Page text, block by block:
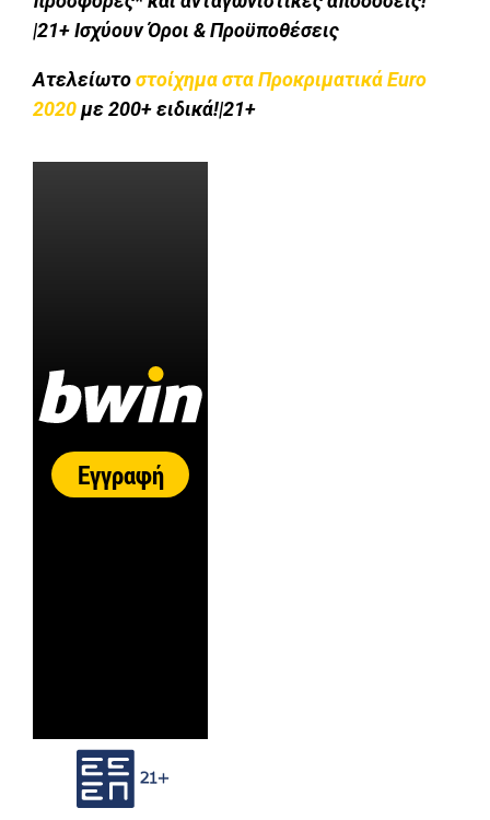
|21+ Ισχύουν Όροι & Προϋποθέσεις
Ατελείωτοστοίχημα στα Προκριματικά Euro
2020με 200+ ειδικά!|21+